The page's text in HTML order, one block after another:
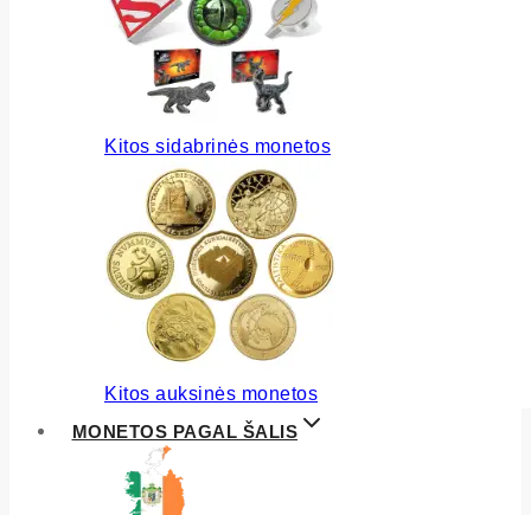
Kitos sidabrinės monetos
Kitos auksinės monetos
MONETOS PAGAL ŠALIS